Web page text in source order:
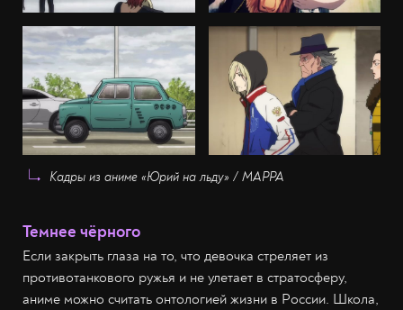
Кадры из аниме «Юрий на льду» / MAPPA
Темнее чёрного
Если закрыть глаза на то, что девочка стреляет из
противотанкового ружья и не улетает в стратосферу,
аниме можно считать онтологией жизни в России. Школа,